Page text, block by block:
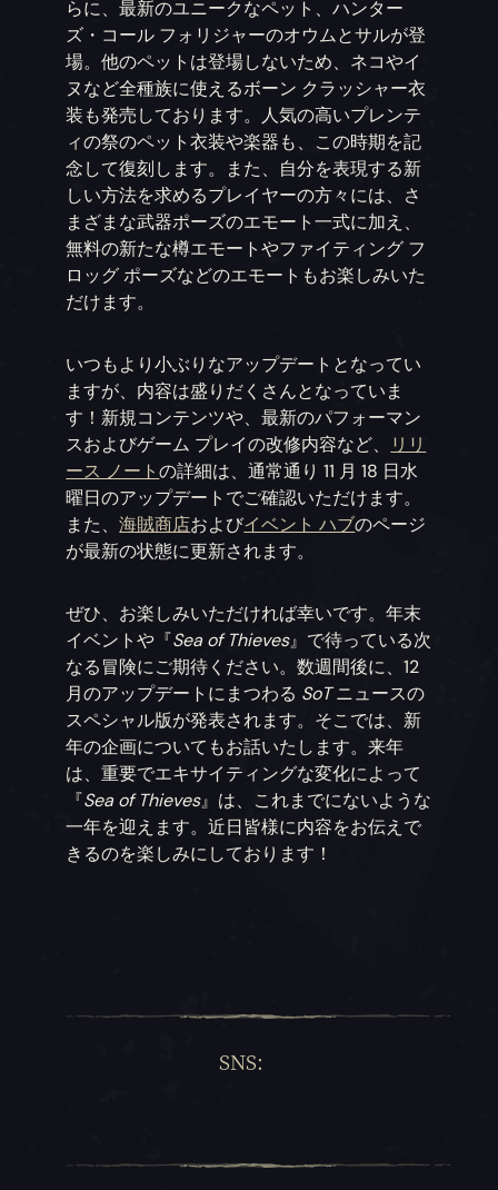
らに、最新のユニークなペット、ハンター
ズ・コール フォリジャーのオウムとサルが登
場。他のペットは登場しないため、ネコやイ
ヌなど全種族に使えるボーン クラッシャー衣
装も発売しております。人気の高いプレンテ
ィの祭のペット衣装や楽器も、この時期を記
念して復刻します。また、自分を表現する新
しい方法を求めるプレイヤーの方々には、さ
まざまな武器ポーズのエモート一式に加え、
無料の新たな樽エモートやファイティング フ
ロッグ ポーズなどのエモートもお楽しみいた
だけます。
いつもより小ぶりなアップデートとなってい
ますが、内容は盛りだくさんとなっていま
す！新規コンテンツや、最新のパフォーマン
スおよびゲーム プレイの改修内容など、
リリ
ース ノートの詳細は、通常通り 11 月 18 日水
曜日のアップデートでご確認いただけます。
また、海賊商店およびイベント ハブのページ
が最新の状態に更新されます。
ぜひ、お楽しみいただければ幸いです。年末
イベントや『Sea of Thieves』で待っている次
なる冒険にご期待ください。数週間後に、12
月のアップデートにまつわる SoTニュースの
スペシャル版が発表されます。そこでは、新
年の企画についてもお話いたします。来年
は、重要でエキサイティングな変化によって
『Sea of Thieves』は、これまでにないような
一年を迎えます。近日皆様に内容をお伝えで
きるのを楽しみにしております！
SNS: